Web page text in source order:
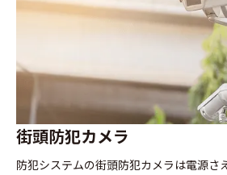
街頭防犯カメラ
防犯システムの街頭防犯カメラは電源さ